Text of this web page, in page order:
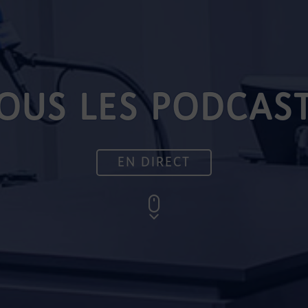
LES
EN DIRECT